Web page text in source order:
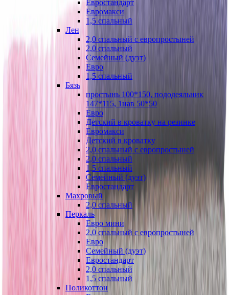
Евростандарт
Евромакси
1,5 спальный
Лен
2,0 спальный с европростыней
2,0 спальный
Семейный (дуэт)
Евро
1,5 спальный
Бязь
простынь 100*150, пододеяльник
147*115, 1нав 50*50
Евро
Детский в кроватку на резинке
Евромакси
Детский в кроватку
2,0 спальный с европростыней
2,0 спальный
1,5 спальный
Семейный (дуэт)
Евростандарт
Махровый
2,0 спальный
Перкаль
Евро мини
2,0 спальный с европростыней
Евро
Семейный (дуэт)
Евростандарт
2,0 спальный
1,5 спальный
Поликоттон